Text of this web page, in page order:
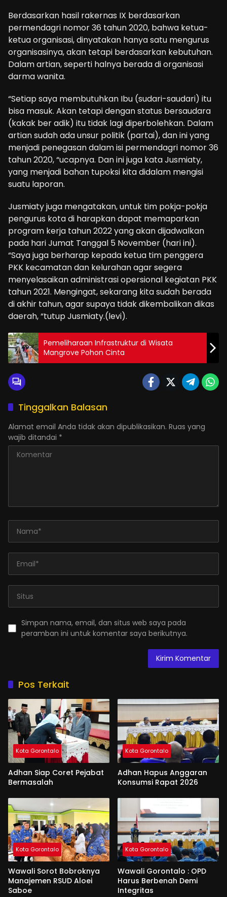
Berdasarkan hasil rakernas IX berdasarkan
permendagri nomor 36 tahun 2020, bahwa ketua-
ketua organisasi, dinyatakan hanya satu mengurus
organisasinya, akan tetapi berdasarkan kebutuhan.
Dalam artian, seperti halnya berada di organisasi
darma wanita.
“Setiap saya membutuhkan Ibu (sudari-saudari) itu
bisa masuk. Akan tetapi dengan status bersaudara
(kakak ber adik) itu tidak lagi diperbolehkan. Dalam
artian sudah ada unsur politik (partai), dan ini yang
menjadi penegasan dalam isi permendagri nomor 36
tahun 2020, “ucapnya. Dan ini juga kata Jusmiaty,
yang menjadi bahan tupoksi kita didalam mengisi
suatu laporan.
Jusmiaty juga mengatakan, untuk tim pokja-pokja
pengurus kota di harapkan dapat memaparkan
program kerja tahun 2022 yang akan dijadwalkan
pada hari Jumat Tanggal 5 November (hari ini).
“Saya juga berharap kepada ketua tim penggera
PKK kecamatan dan kelurahan agar segera
menyelasaikan administrasi opersional kegiatan PKK
tahun 2021. Mengingat, sekarang kita sudah berada
di akhir tahun, agar supaya tidak dikembalikan dikas
daerah, “tutup Jusmiaty.(levi).
Pemeliharaan Infrastruktur di Wisata
Mangrove Pohon Cinta
Tinggalkan Balasan
Alamat email Anda tidak akan dipublikasikan. Ruas yang
wajib ditandai *
Simpan nama, email, dan situs web saya pada
peramban ini untuk komentar saya berikutnya.
Pos Terkait
Kota Gorontalo
Adhan Siap Coret Pejabat
Bermasalah
Kota Gorontalo
Adhan Hapus Anggaran
Konsumsi Rapat 2026
Kota Gorontalo
Wawali Sorot Bobroknya
Manajemen RSUD Aloei
Saboe
Kota Gorontalo
Wawali Gorontalo : OPD
Harus Berbenah Demi
Integritas